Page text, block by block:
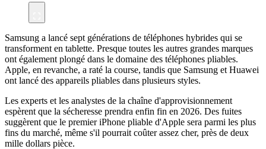
Samsung a lancé sept générations de téléphones hybrides qui se
transforment en tablette. Presque toutes les autres grandes marques
ont également plongé dans le domaine des téléphones pliables.
Apple, en revanche, a raté la course, tandis que Samsung et Huawei
ont lancé des appareils pliables dans plusieurs styles.
Les experts et les analystes de la chaîne d'approvisionnement
espèrent que la sécheresse prendra enfin fin en 2026. Des fuites
suggèrent que le premier iPhone pliable d'Apple sera parmi les plus
fins du marché, même s'il pourrait coûter assez cher, près de deux
mille dollars pièce.